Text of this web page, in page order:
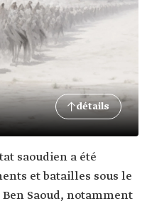
détails
saoudien a été
et batailles sous le
Saoud, notamment